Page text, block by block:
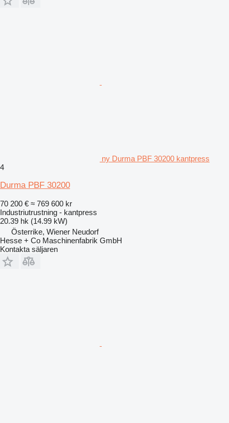
ny Durma PBF 30200 kantpress
4
Durma PBF 30200
70 200 € ≈ 769 600 kr
Industriutrustning - kantpress
20.39 hk (14.99 kW)
Österrike, Wiener Neudorf
Hesse + Co Maschinenfabrik GmbH
Kontakta säljaren